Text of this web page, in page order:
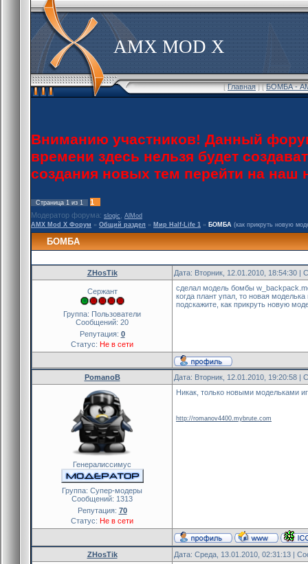
AMX MOD X
[Главная] [БОМБА -
Вниманию участников! Данный
времени здесь нельзя будет
создания новых тем перейти на
Страница 1 из 1
1
Модератор форума: slogic
AlMod
AMX Mod X Форум » Общий раздел » Мир Half-Life 1 » БОМБА (как прикруть новую
БОМБА
ZHosTik Дата: Вторник, 12.01.2010, 18:54:30 |
Сержант
Группа: Пользователи
Сообщений: 20
Репутация: 0
Статус: Не в сети
сделал модель бомбы
когда плант упал, то новая
подскажите, как прикруть новую
PomanoB Дата: Вторник, 12.01.2010, 19:20:58 |
Генералиссимус
Группа: Cупер-модеры
Сообщений: 1313
Репутация: 70
Статус: Не в сети
Никак, только новыми модельками
http://romanov4400.mybrute.com
ZHosTik Дата: Среда, 13.01.2010, 02:31:13 |